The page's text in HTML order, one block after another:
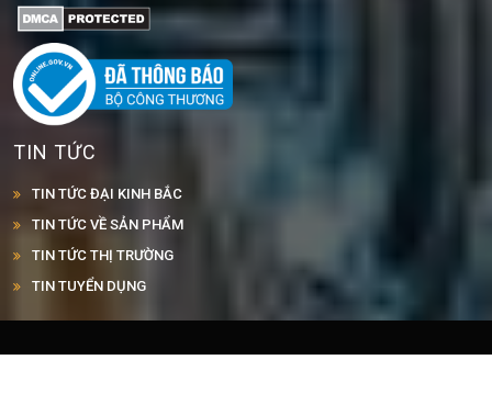
TIN TỨC
TIN TỨC ĐẠI KINH BẮC
TIN TỨC VỀ SẢN PHẨM
TIN TỨC THỊ TRƯỜNG
TIN TUYỂN DỤNG